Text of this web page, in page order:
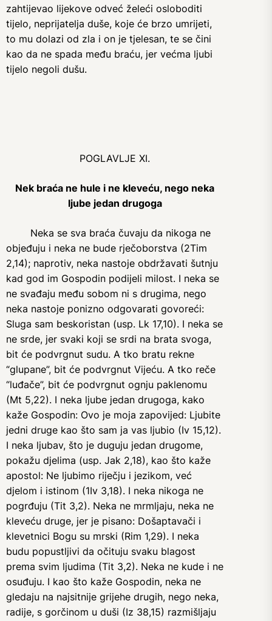
zahtijevao lijekove odveć želeći osloboditi
tijelo, neprijatelja duše, koje će brzo umrijeti,
to mu dolazi od zla i on je tjelesan, te se čini
kao da ne spada među braću, jer većma ljubi
tijelo negoli dušu.
POGLAVLJE XI.
Nek braća ne hule i ne kleveću, nego neka
ljube jedan drugoga
Neka se sva braća čuvaju da nikoga ne
objeđuju i neka ne bude rječoborstva (2Tim
2,14); naprotiv, neka nastoje obdržavati šutnju
kad god im Gospodin podijeli milost. I neka se
ne svađaju među sobom ni s drugima, nego
neka nastoje ponizno odgovarati govoreći:
Sluga sam beskoristan (usp. Lk 17,10). I neka se
ne srde, jer svaki koji se srdi na brata svoga,
bit će podvrgnut sudu. A tko bratu rekne
“glupane”, bit će podvrgnut Vijeću. A tko reče
“luđače”, bit će podvrgnut ognju paklenomu
(Mt 5,22). I neka ljube jedan drugoga, kako
kaže Gospodin: Ovo je moja zapovijed: Ljubite
jedni druge kao što sam ja vas ljubio (Iv 15,12).
I neka ljubav, što je duguju jedan drugome,
pokažu djelima (usp. Jak 2,18), kao što kaže
apostol: Ne ljubimo riječju i jezikom, već
djelom i istinom (1Iv 3,18). I neka nikoga ne
pogrđuju (Tit 3,2). Neka ne mrmljaju, neka ne
kleveću druge, jer je pisano: Došaptavači i
klevetnici Bogu su mrski (Rim 1,29). I neka
budu popustljivi da očituju svaku blagost
prema svim ljudima (Tit 3,2). Neka ne kude i ne
osuđuju. I kao što kaže Gospodin, neka ne
gledaju na najsitnije grijehe drugih, nego neka,
radije, s gorčinom u duši (Iz 38,15) razmišljaju